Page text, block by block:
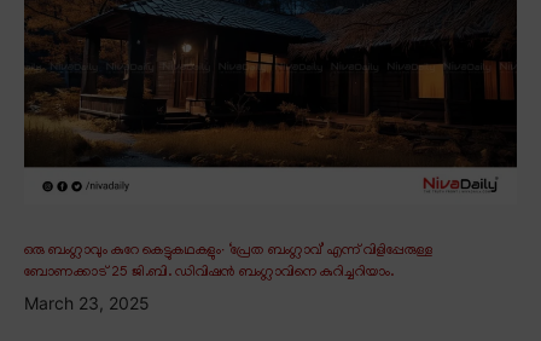
ഒരു ബംഗ്ലാവും കുറേ കെട്ടുകഥകളും∙ ‘പ്രേത ബംഗ്ലാവ്’ എന്ന് വിളിപ്പേരുള്ള
ബോണക്കാട് 25 ജി.ബി. ഡിവിഷൻ ബംഗ്ലാവിനെ കുറിച്ചറിയാം.
March 23, 2025